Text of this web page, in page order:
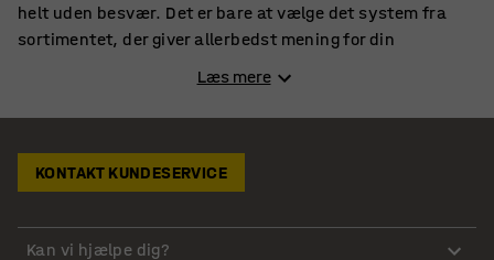
helt uden besvær. Det er bare at vælge det system fra
sortimentet, der giver allerbedst mening for din
en masse værktøj eller varer, og her bør affaldssortingen
ikke stå i vejen. Et affaldssorteringssystem på hjul kan
affaldet væk, hvis der skal være fri passage eller rykkes
rundt på tingene. I AJ Produkter går vi højt op i
bæredygtighed og at sikre kvaliteten på vores produkter.
Derfor får du 7 års garanti på alt til affaldssortering, hvis
Læs mere
KONTAKT KUNDESERVICE
Kan vi hjælpe dig?